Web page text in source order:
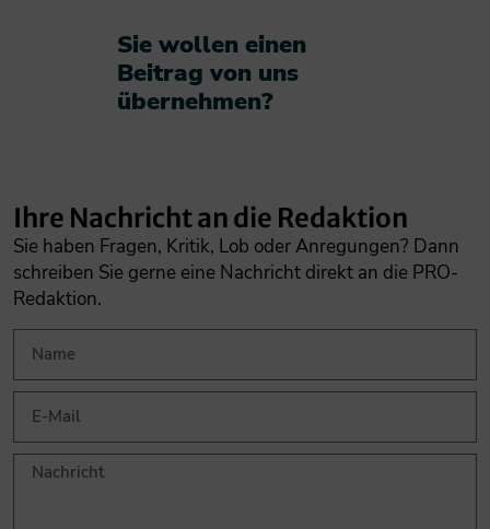
Sie wollen einen
Beitrag von uns
übernehmen?​
Ihre Nachricht an die Redaktion
Sie haben Fragen, Kritik, Lob oder Anregungen? Dann
schreiben Sie gerne eine Nachricht direkt an die PRO-
Redaktion.